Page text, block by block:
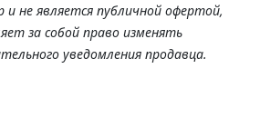
не является публичной офертой,
за собой право изменять
уведомления продавца.